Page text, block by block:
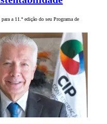
a 11.ª edição do seu Programa de